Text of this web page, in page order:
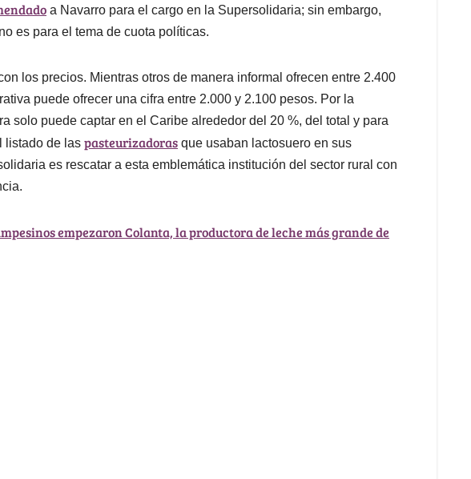
a Navarro para el cargo en la Supersolidaria; sin embargo,
es para el tema de cuota políticas.
los precios. Mientras otros de manera informal ofrecen entre 2.400
puede ofrecer una cifra entre 2.000 y 2.100 pesos. Por la
solo puede captar en el Caribe alrededor del 20 %, del total y para
listado de las pasteurizadoras que usaban lactosuero en sus
es rescatar a esta emblemática institución del sector rural con
empezaron Colanta, la productora de leche más grande de